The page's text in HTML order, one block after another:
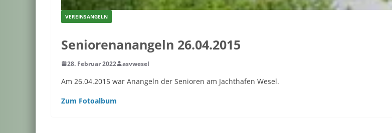
VEREINSANGELN
Seniorenanangeln 26.04.2015
28. Februar 2022 asvwesel
Am 26.04.2015 war Anangeln der Senioren am Jachthafen Wesel.
Zum Fotoalbum